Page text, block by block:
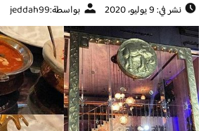
نشر في: 9 يوليو، 2020 بواسطة:jeddah99